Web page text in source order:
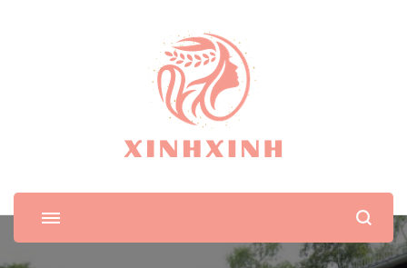
XinhXinh
Trang tin tức cho phái đẹp